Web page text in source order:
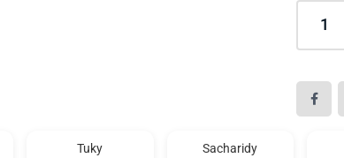
Tuky Sacharidy